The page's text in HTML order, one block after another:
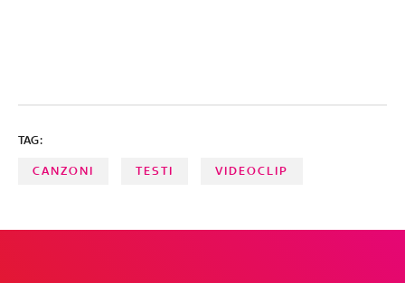
TAG:
CANZONI TESTI VIDEOCLIP